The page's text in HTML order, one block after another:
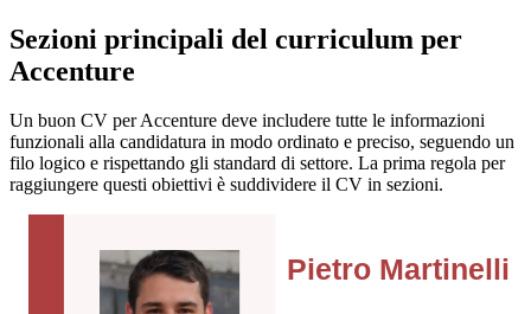
Sezioni principali del curriculum per
Accenture
Un buon CV per Accenture deve includere tutte le informazioni
funzionali alla candidatura in modo ordinato e preciso, seguendo un
filo logico e rispettando gli standard di settore. La prima regola per
raggiungere questi obiettivi è suddividere il CV in sezioni.